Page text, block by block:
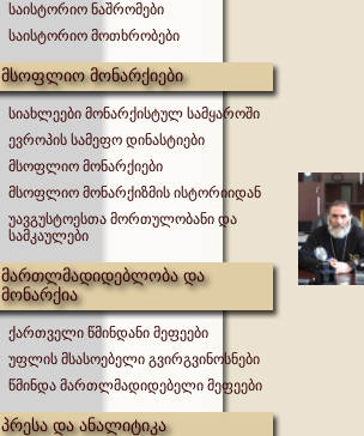
საისტორიო ნაშრომები
საისტორიო მოთხრობები
მსოფლიო მონარქიები
სიახლეები მონარქისტულ სამყაროში
ევროპის სამეფო დინასტიები
მსოფლიო მონარქიები
მსოფლიო მონარქიზმის ისტორიიდან
უავგუსტოესთა მორთულობანი და
სამკაულები
მართლმადიდებლობა და
მონარქია
ქართველი წმინდანი მეფეები
უფლის მსასოებელი გვირგვინოსნები
წმინდა მართლმადიდებელი მეფეები
პრესა და ანალიტიკა